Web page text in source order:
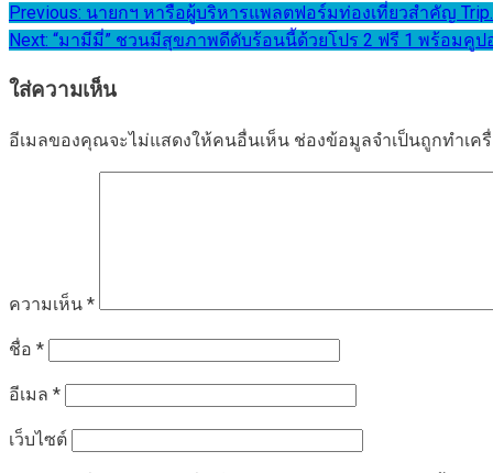
แนะแนว
เรื่อง
Previous: นายกฯ หารือผู้บริหารแพลตฟอร์มท่องเที่ยวสำคัญ
Next: “มามีมี่” ชวนมีสุขภาพดีดับร้อนนี้ด้วยโปร 2 ฟรี 1 พร้อมคู
ใส่ความเห็น
อีเมลของคุณจะไม่แสดงให้คนอื่นเห็น ช่องข้อมูลจำเป็นถูกทำเค
ความเห็น *
ชื่อ *
อีเมล *
เว็บไซต์